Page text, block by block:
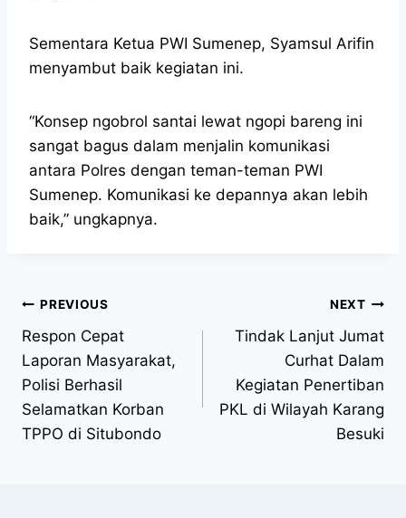
Sementara Ketua PWI Sumenep, Syamsul Arifin
menyambut baik kegiatan ini.
“Konsep ngobrol santai lewat ngopi bareng ini
sangat bagus dalam menjalin komunikasi
antara Polres dengan teman-teman PWI
Sumenep. Komunikasi ke depannya akan lebih
baik,” ungkapnya.
PREVIOUS
Respon Cepat
Laporan Masyarakat,
Polisi Berhasil
Selamatkan Korban
TPPO di Situbondo
NEXT
Tindak Lanjut Jumat
Curhat Dalam
Kegiatan Penertiban
PKL di Wilayah Karang
Besuki